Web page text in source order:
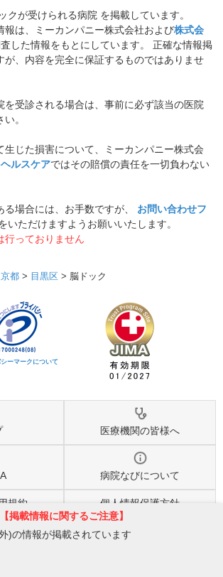
クが受けられる病院 を掲載しています。
報は、ミーカンパニー株式会社および株式会
した情報をもとにしています。 正確な情報掲
が、内容を完全に保証するものではありませ
を受診される場合は、事前に必ず該当の医院
。
生じた損害について、ミーカンパニー株式会
ルスケアではその賠償の責任を一切負わない
る場合には、お手数ですが、 お問い合わせフ
いただけますようお願いいたします。
っておりません
都 > 目黒区 > 脳ドック
ーマークについて
医療機関の皆様へ
病院なびについて
規約 個人情報保護方針
【掲載情報に関するご注意】
)の情報が掲載されています